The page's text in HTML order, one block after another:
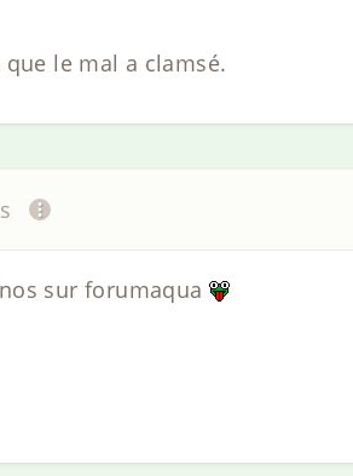
le mal a clamsé.
sur forumaqua